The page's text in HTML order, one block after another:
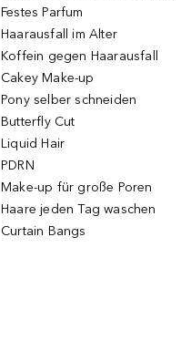
Festes Parfum
Haarausfall im Alter
Koffein gegen Haarausfall
Cakey Make-up
Pony selber schneiden
Butterfly Cut
Liquid Hair
PDRN
Make-up für große Poren
Haare jeden Tag waschen
Curtain Bangs